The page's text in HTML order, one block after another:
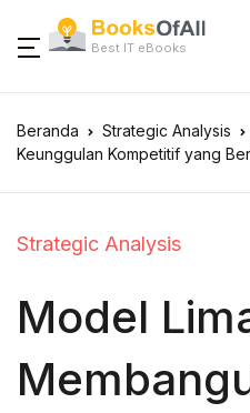
Best IT eBooks
Beranda Strategic Analysis
Keunggulan Kompetitif yang
Strategic Analysis
Model